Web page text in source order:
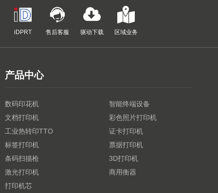
iDPRT 售后客服 驱动下载 区域业务
产品中心
数码印花机
智能终端设备
文档打印机
彩色照片打印机
工业热转印TTO
证卡打印机
标签打印机
票据打印机
条码扫描枪
3D打印机
激光打印机
商用衡器
打印机芯